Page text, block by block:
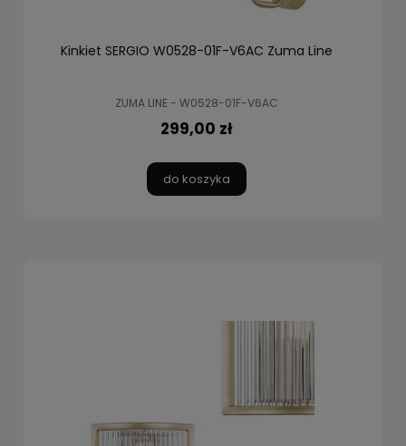
Kinkiet SERGIO W0528-01F-V6AC Zuma Line
ZUMA LINE - W0528-01F-V6AC
299,00 zł
do koszyka